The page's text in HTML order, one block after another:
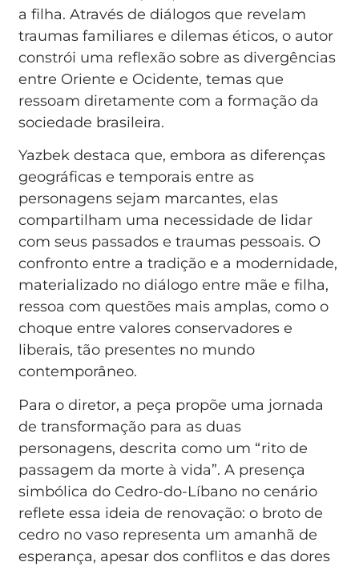
a filha. Através de diálogos que revelam
traumas familiares e dilemas éticos, o autor
constrói uma reflexão sobre as divergências
entre Oriente e Ocidente, temas que
ressoam diretamente com a formação da
sociedade brasileira.
Yazbek destaca que, embora as diferenças
geográficas e temporais entre as
personagens sejam marcantes, elas
compartilham uma necessidade de lidar
com seus passados e traumas pessoais. O
confronto entre a tradição e a modernidade,
materializado no diálogo entre mãe e filha,
ressoa com questões mais amplas, como o
choque entre valores conservadores e
liberais, tão presentes no mundo
contemporâneo.
Para o diretor, a peça propõe uma jornada
de transformação para as duas
personagens, descrita como um “rito de
passagem da morte à vida”. A presença
simbólica do Cedro-do-Líbano no cenário
reflete essa ideia de renovação: o broto de
cedro no vaso representa um amanhã de
esperança, apesar dos conflitos e das dores